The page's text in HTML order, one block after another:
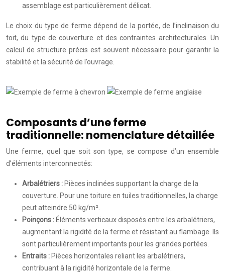
assemblage est particulièrement délicat.
Le choix du type de ferme dépend de la portée, de l’inclinaison du
toit, du type de couverture et des contraintes architecturales. Un
calcul de structure précis est souvent nécessaire pour garantir la
stabilité et la sécurité de l’ouvrage.
Composants d’une ferme
traditionnelle: nomenclature détaillée
Une ferme, quel que soit son type, se compose d’un ensemble
d’éléments interconnectés:
Arbalétriers : Pièces inclinées supportant la charge de la
couverture. Pour une toiture en tuiles traditionnelles, la charge
peut atteindre 50 kg/m².
Poinçons : Éléments verticaux disposés entre les arbalétriers,
augmentant la rigidité de la ferme et résistant au flambage. Ils
sont particulièrement importants pour les grandes portées.
Entraits : Pièces horizontales reliant les arbalétriers,
contribuant à la rigidité horizontale de la ferme.